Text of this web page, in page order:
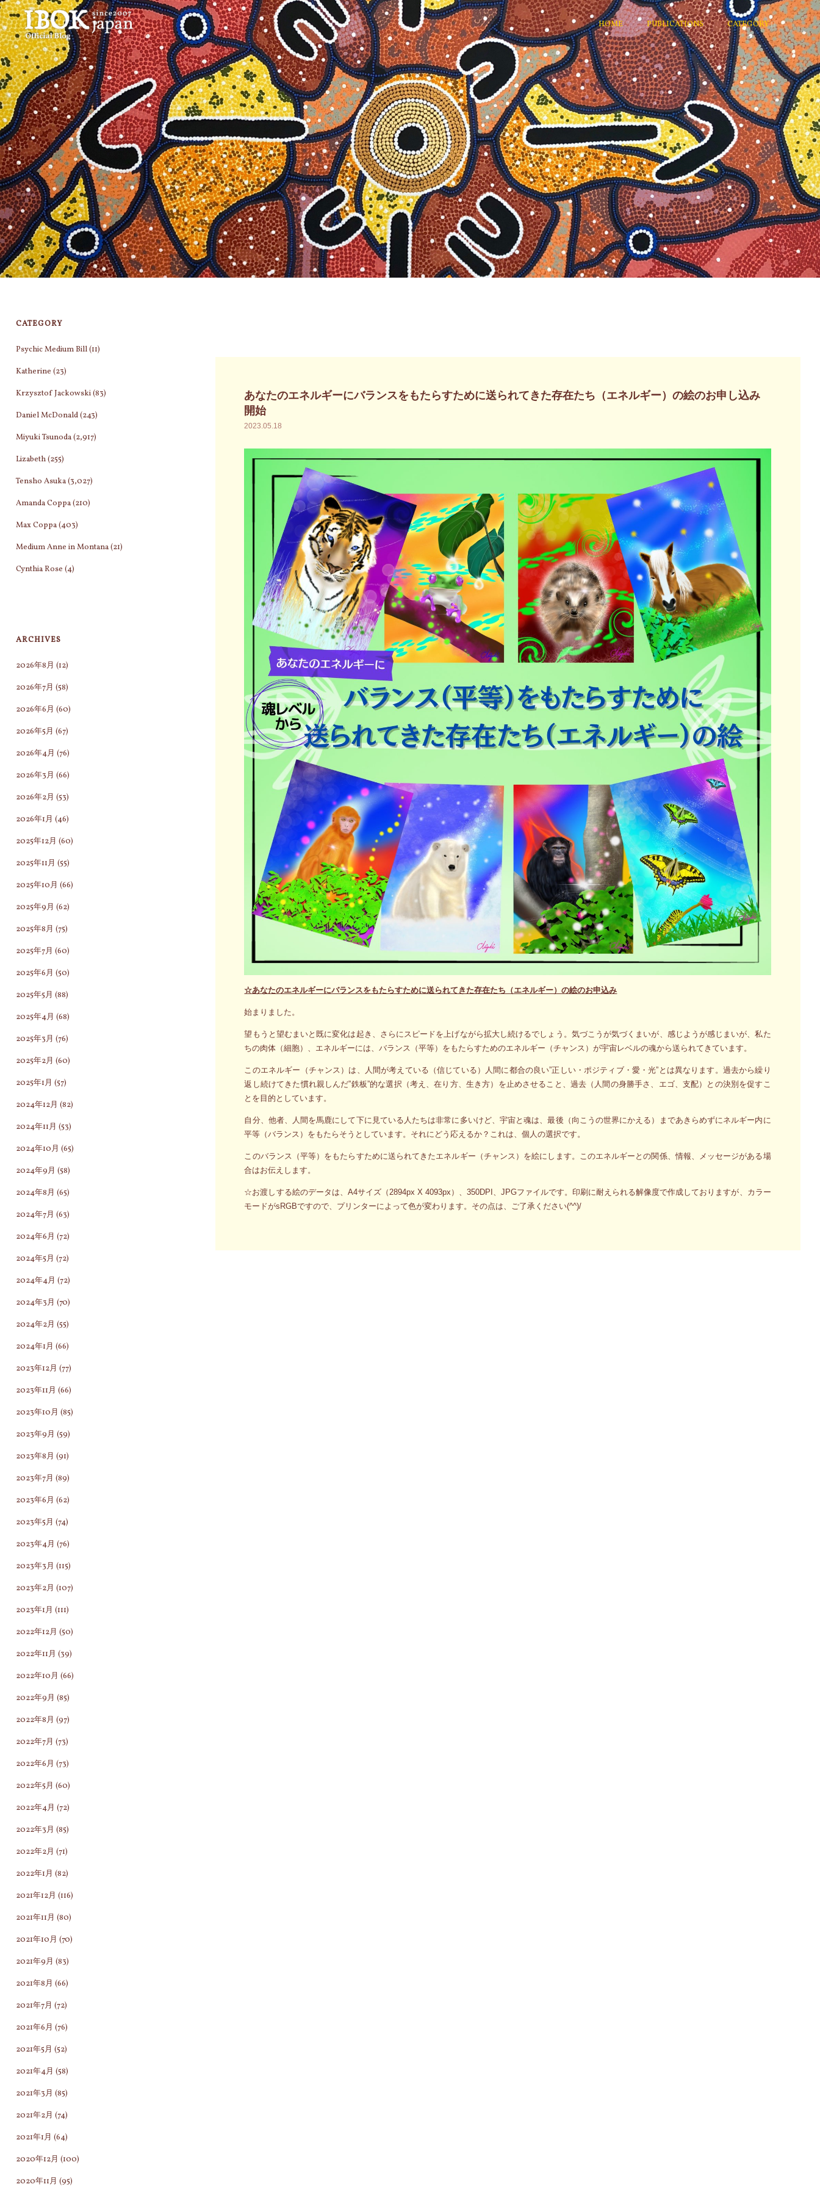
コ
ン
テ
ン
ツ
へ
ス
キ
ッ
プ
HOME PUBLICATIONS CATEGORY
あなたのエネルギーにバランスをもたらすために送られてきた存在たち（エネルギー）の絵のお申し込み
開始
2023.05.18
☆あなたのエネルギーにバランスをもたらすために送られてきた存在たち（エネルギー）の絵のお申込み
始まりました。
望もうと望むまいと既に変化は起き、さらにスピードを上げながら拡大し続けるでしょう。気づこうが気づくまいが、感じようが感じまいが、私た
ちの肉体（細胞）、エネルギーには、バランス（平等）をもたらすためのエネルギー（チャンス）が宇宙レベルの魂から送られてきています。
このエネルギー（チャンス）は、人間が考えている（信じている）人間に都合の良い”正しい・ポジティブ・愛・光”とは異なります。過去から繰り
返し続けてきた慣れ親しんだ”鉄板”的な選択（考え、在り方、生き方）を止めさせること、過去（人間の身勝手さ、エゴ、支配）との決別を促すこ
とを目的としています。
自分、他者、人間を馬鹿にして下に見ている人たちは非常に多いけど、宇宙と魂は、最後（向こうの世界にかえる）まであきらめずにネルギー内に
平等（バランス）をもたらそうとしています。それにどう応えるか？これは、個人の選択です。
このバランス（平等）をもたらすために送られてきたエネルギー（チャンス）を絵にします。このエネルギーとの関係、情報、メッセージがある場
合はお伝えします。
☆お渡しする絵のデータは、A4サイズ（2894px X 4093px）、350DPI、JPGファイルです。印刷に耐えられる解像度で作成しておりますが、カラー
モードがsRGBですので、プリンターによって色が変わります。その点は、ご了承ください(^^)/
CATEGORY
Psychic Medium Bill(11)
Katherine (23)
Krzysztof Jackowski(83)
Daniel McDonald(243)
Miyuki Tsunoda(2,917)
Lizabeth(255)
Tensho Asuka(3,027)
Amanda Coppa(210)
Max Coppa(403)
Medium Anne in Montana(21)
Cynthia Rose (4)
ARCHIVES
2026年8月 (12)
2026年7月 (58)
2026年6月 (60)
2026年5月 (67)
2026年4月 (76)
2026年3月 (66)
2026年2月 (53)
2026年1月 (46)
2025年12月 (60)
2025年11月 (55)
2025年10月 (66)
2025年9月 (62)
2025年8月 (75)
2025年7月 (60)
2025年6月 (50)
2025年5月 (88)
2025年4月 (68)
2025年3月 (76)
2025年2月 (60)
2025年1月 (57)
2024年12月 (82)
2024年11月 (53)
2024年10月 (65)
2024年9月 (58)
2024年8月 (65)
2024年7月 (63)
2024年6月 (72)
2024年5月 (72)
2024年4月 (72)
2024年3月 (70)
2024年2月 (55)
2024年1月 (66)
2023年12月 (77)
2023年11月 (66)
2023年10月 (85)
2023年9月 (59)
2023年8月 (91)
2023年7月 (89)
2023年6月 (62)
2023年5月 (74)
2023年4月 (76)
2023年3月 (115)
2023年2月 (107)
2023年1月 (111)
2022年12月 (50)
2022年11月 (39)
2022年10月 (66)
2022年9月 (85)
2022年8月 (97)
2022年7月 (73)
2022年6月 (73)
2022年5月 (60)
2022年4月 (72)
2022年3月 (85)
2022年2月 (71)
2022年1月 (82)
2021年12月 (116)
2021年11月 (80)
2021年10月 (70)
2021年9月 (83)
2021年8月 (66)
2021年7月 (72)
2021年6月 (76)
2021年5月 (52)
2021年4月 (58)
2021年3月 (85)
2021年2月 (74)
2021年1月 (64)
2020年12月 (100)
2020年11月 (95)